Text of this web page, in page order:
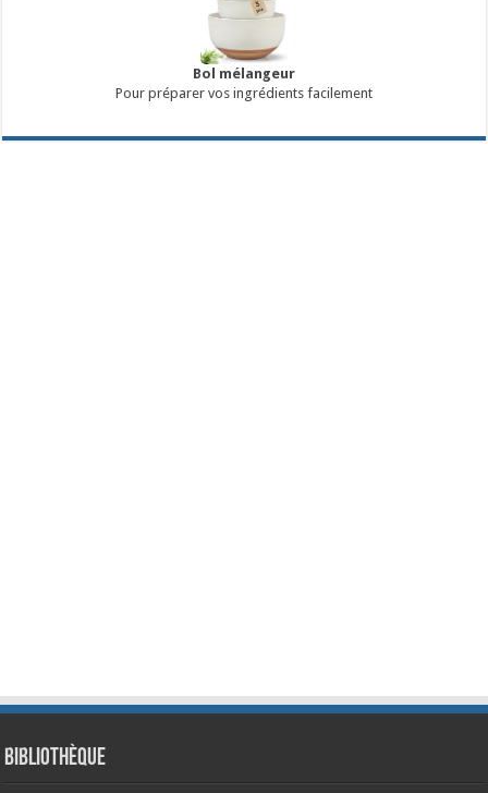
Bol mélangeur
Pour préparer vos ingrédients facilement
Bibliothèque